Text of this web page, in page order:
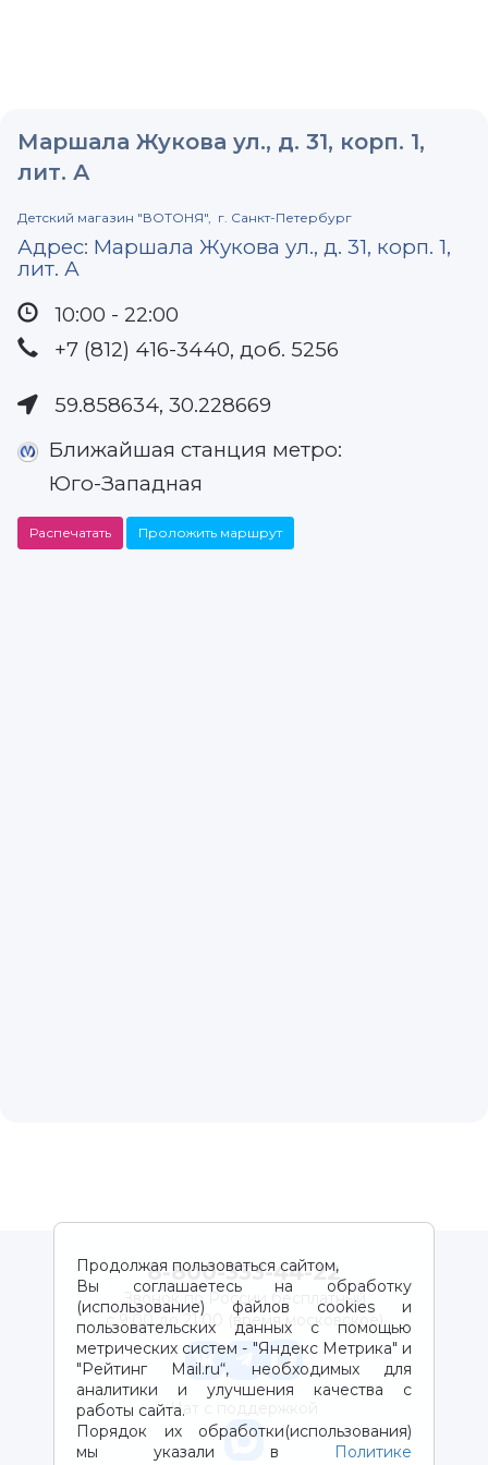
Маршала Жукова ул., д. 31, корп. 1,
лит. А
Детский магазин "ВОТОНЯ", г. Санкт-Петербург
Адрес: Маршала Жукова ул., д. 31, корп. 1,
лит. А
10:00 - 22:00
+7 (812) 416-3440, доб. 5256
59.858634, 30.228669
Ближайшая станция метро:
Юго-Западная
Распечатать Проложить маршрут
Продолжая пользоваться сайтом,
Вы соглашаетесь на обработку
(использование) файлов cookies и
пользовательских данных с помощью
метрических систем - "Яндекс Метрика" и
"Рейтинг Mail.ru“, необходимых для
аналитики и улучшения качества с
работы сайта.
Порядок их обработки(использования)
мы указали в
Политике
8-800-333-44-22
Звонок по России бесплатный
с 9:00 до 21:00 (время московское)
Чат с поддержкой